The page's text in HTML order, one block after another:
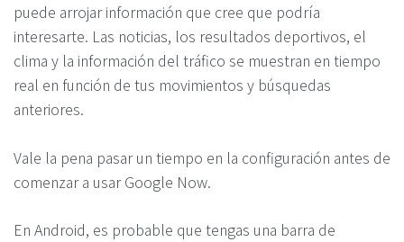
puede arrojar información que cree que podría
interesarte. Las noticias, los resultados deportivos, el
clima y la información del tráfico se muestran en tiempo
real en función de tus movimientos y búsquedas
anteriores.
Vale la pena pasar un tiempo en la configuración antes de
comenzar a usar Google Now.
En Android, es probable que tengas una barra de